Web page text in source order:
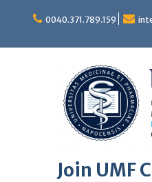
0040.371.789.159
Join UMF